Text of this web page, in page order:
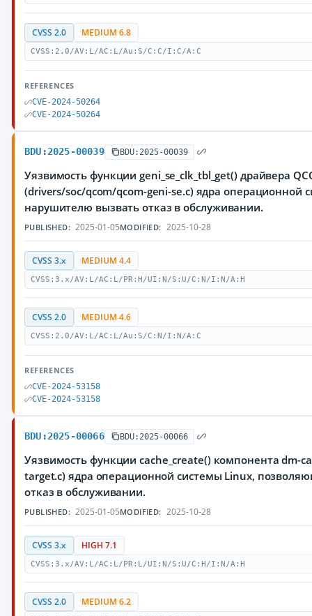
CVSS 2.0 MEDIUM 6.8
CVSS:2.0/AV:L/AC:L/Au:S/C:C/I:C/A:C
REFERENCES
CVE-2024-50264
CVE-2024-50264
BDU:2025-00039 BDU:2025-00039
Уязвимость функции geni_se_clk_tbl_get() драйвера
(drivers/soc/qcom/qcom-geni-se.c) ядра
нарушителю вызвать отказ в обслуживании.
PUBLISHED: 2025-01-05MODIFIED: 2025-10-28
CVSS 3.x MEDIUM 4.4
CVSS:3.x/AV:L/AC:L/PR:H/UI:N/S:U/C:N/I:N/A:H
CVSS 2.0 MEDIUM 4.6
CVSS:2.0/AV:L/AC:L/Au:S/C:N/I:N/A:C
REFERENCES
CVE-2024-53158
CVE-2024-53158
BDU:2025-00066 BDU:2025-00066
Уязвимость функции cache_create() компонента dm-
target.c) ядра операционной системы Linux,
отказ в обслуживании.
PUBLISHED: 2025-01-05MODIFIED: 2025-10-28
CVSS 3.x HIGH 7.1
CVSS:3.x/AV:L/AC:L/PR:L/UI:N/S:U/C:H/I:N/A:H
CVSS 2.0 MEDIUM 6.2